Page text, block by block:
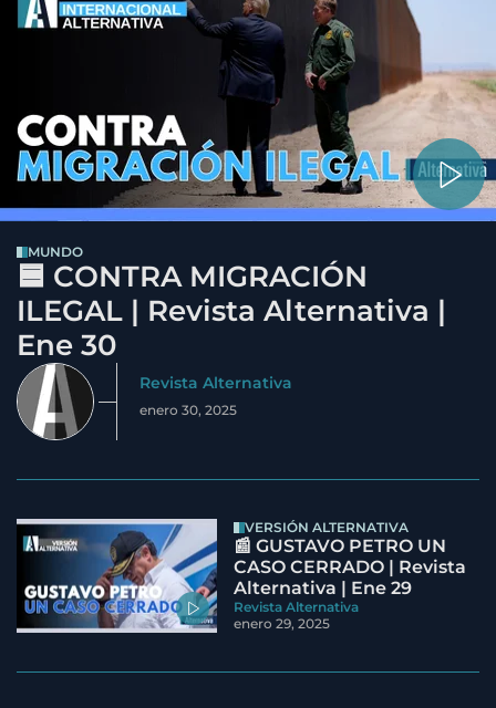
MUNDO
🟦 CONTRA MIGRACIÓN
ILEGAL | Revista Alternativa |
Ene 30
Revista Alternativa
enero 30, 2025
VERSIÓN ALTERNATIVA
📰 GUSTAVO PETRO UN
CASO CERRADO | Revista
Alternativa | Ene 29
Revista Alternativa
enero 29, 2025